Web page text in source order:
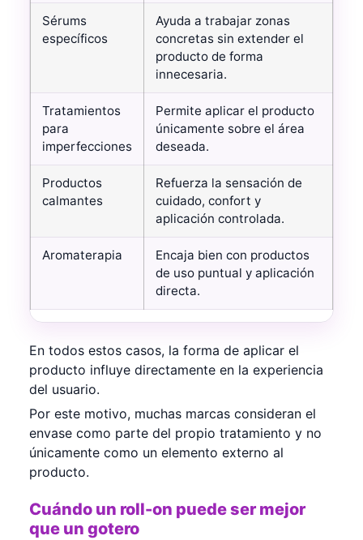
Sérums
específicos
Ayuda a trabajar zonas
concretas sin extender el
producto de forma
innecesaria.
Tratamientos
para
imperfecciones
Permite aplicar el producto
únicamente sobre el área
deseada.
Productos
calmantes
Refuerza la sensación de
cuidado, confort y
aplicación controlada.
Aromaterapia
Encaja bien con productos
de uso puntual y aplicación
directa.
En todos estos casos, la forma de aplicar el
producto influye directamente en la experiencia
del usuario.
Por este motivo, muchas marcas consideran el
envase como parte del propio tratamiento y no
únicamente como un elemento externo al
producto.
Cuándo un roll-on puede ser mejor
que un gotero